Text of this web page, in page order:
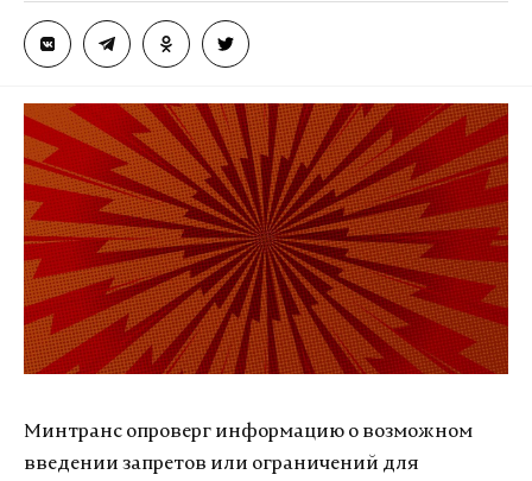
Минтранс опроверг информацию о возможном
введении запретов или ограничений для